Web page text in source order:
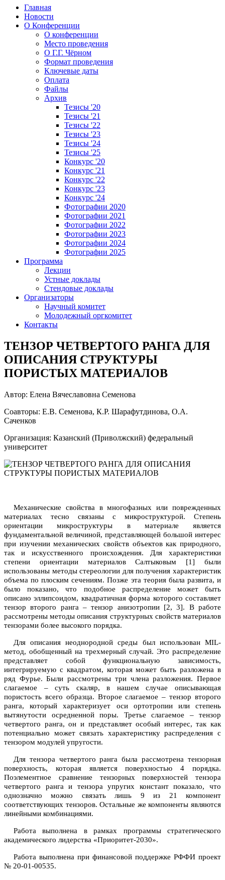
Главная
Новости
О Конференции
О конференции
Место проведения
О Г.Г. Чёрном
Формат проведения
Ключевые даты
Оплата
Файлы
Архив
Тезисы '20
Тезисы '21
Тезисы '22
Тезисы '23
Тезисы '24
Тезисы '25
Конкурс '20
Конкурс '21
Конкурс '22
Конкурс '23
Конкурс '24
Фотографии 2020
Фотографии 2021
Фотографии 2022
Фотографии 2023
Фотографии 2024
Фотографии 2025
Программа
Лекции
Устные доклады
Стендовые доклады
Организаторы
Научный комитет
Молодежный оргкомитет
Контакты
ТЕНЗОР ЧЕТВЕРТОГО РАНГА ДЛЯ
ОПИСАНИЯ СТРУКТУРЫ
ПОРИСТЫХ МАТЕРИАЛОВ
Автор: Елена Вячеславовна Семенова
Соавторы: Е.В. Семенова, К.Р. Шарафутдинова, О.А.
Саченков
Организация: Казанский (Приволжский) федеральный
университет
Механические свойства в многофазных или поврежденных
материалах тесно связаны с микроструктурой. Степень
ориентации микроструктуры в материале является
фундаментальной величиной, представляющей большой интерес
при изучении механических свойств объектов как природного,
так и искусственного происхождения. Для характеристики
степени ориентации материалов Салтыковым [1] были
использованы методы стереологии для получения характеристик
объема по плоским сечениям. Позже эта теория была развита, и
было показано, что подобное распределение может быть
описано эллипсоидом, квадратичная форма которого составляет
тензор второго ранга – тензор анизотропии [2, 3]. В работе
рассмотрены методы описания структурных свойств материалов
тензорами более высокого порядка.
Для описания неоднородной среды был использован MIL-
метод, обобщенный на трехмерный случай. Это распределение
представляет собой функциональную зависимость,
интегрируемую с квадратом, которая может быть разложена в
ряд Фурье. Были рассмотрены три члена разложения. Первое
слагаемое – суть скаляр, в нашем случае описывающая
пористость всего образца. Второе слагаемое – тензор второго
ранга, который характеризует оси ортотропии или степень
вытянутости осредненной поры. Третье слагаемое – тензор
четвертого ранга, он и представляет особый интерес, так как
потенциально может связать характеристику распределения с
тензором модулей упругости.
Для тензора четвертого ранга была рассмотрена тензорная
поверхность, которая является поверхностью 4 порядка.
Поэлементное сравнение тензорных поверхностей тензора
четвертого ранга и тензора упругих констант показало, что
однозначно можно связать лишь 9 из 21 компонент
соответствующих тензоров. Остальные же компоненты являются
линейными комбинациями.
Работа выполнена в рамках программы стратегического
академического лидерства «Приоритет-2030».
Работа выполнена при финансовой поддержке РФФИ проект
№ 20-01-00535.